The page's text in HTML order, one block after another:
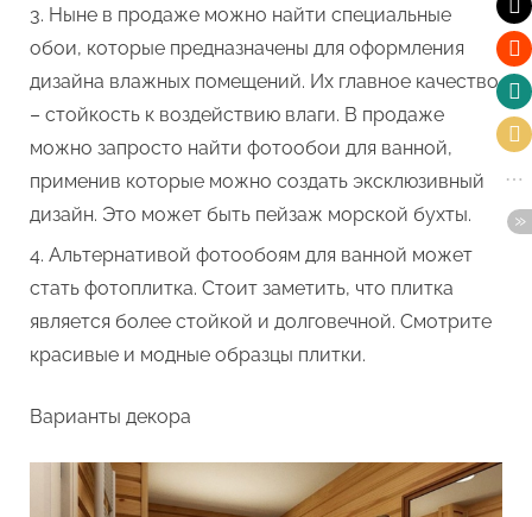
Ныне в продаже можно найти специальные
обои, которые предназначены для оформления
дизайна влажных помещений. Их главное качество
– стойкость к воздействию влаги. В продаже
можно запросто найти фотообои для ванной,
применив которые можно создать эксклюзивный
дизайн. Это может быть пейзаж морской бухты.
Альтернативой фотообоям для ванной может
стать фотоплитка. Стоит заметить, что плитка
является более стойкой и долговечной. Смотрите
красивые и модные образцы плитки.
Варианты декора